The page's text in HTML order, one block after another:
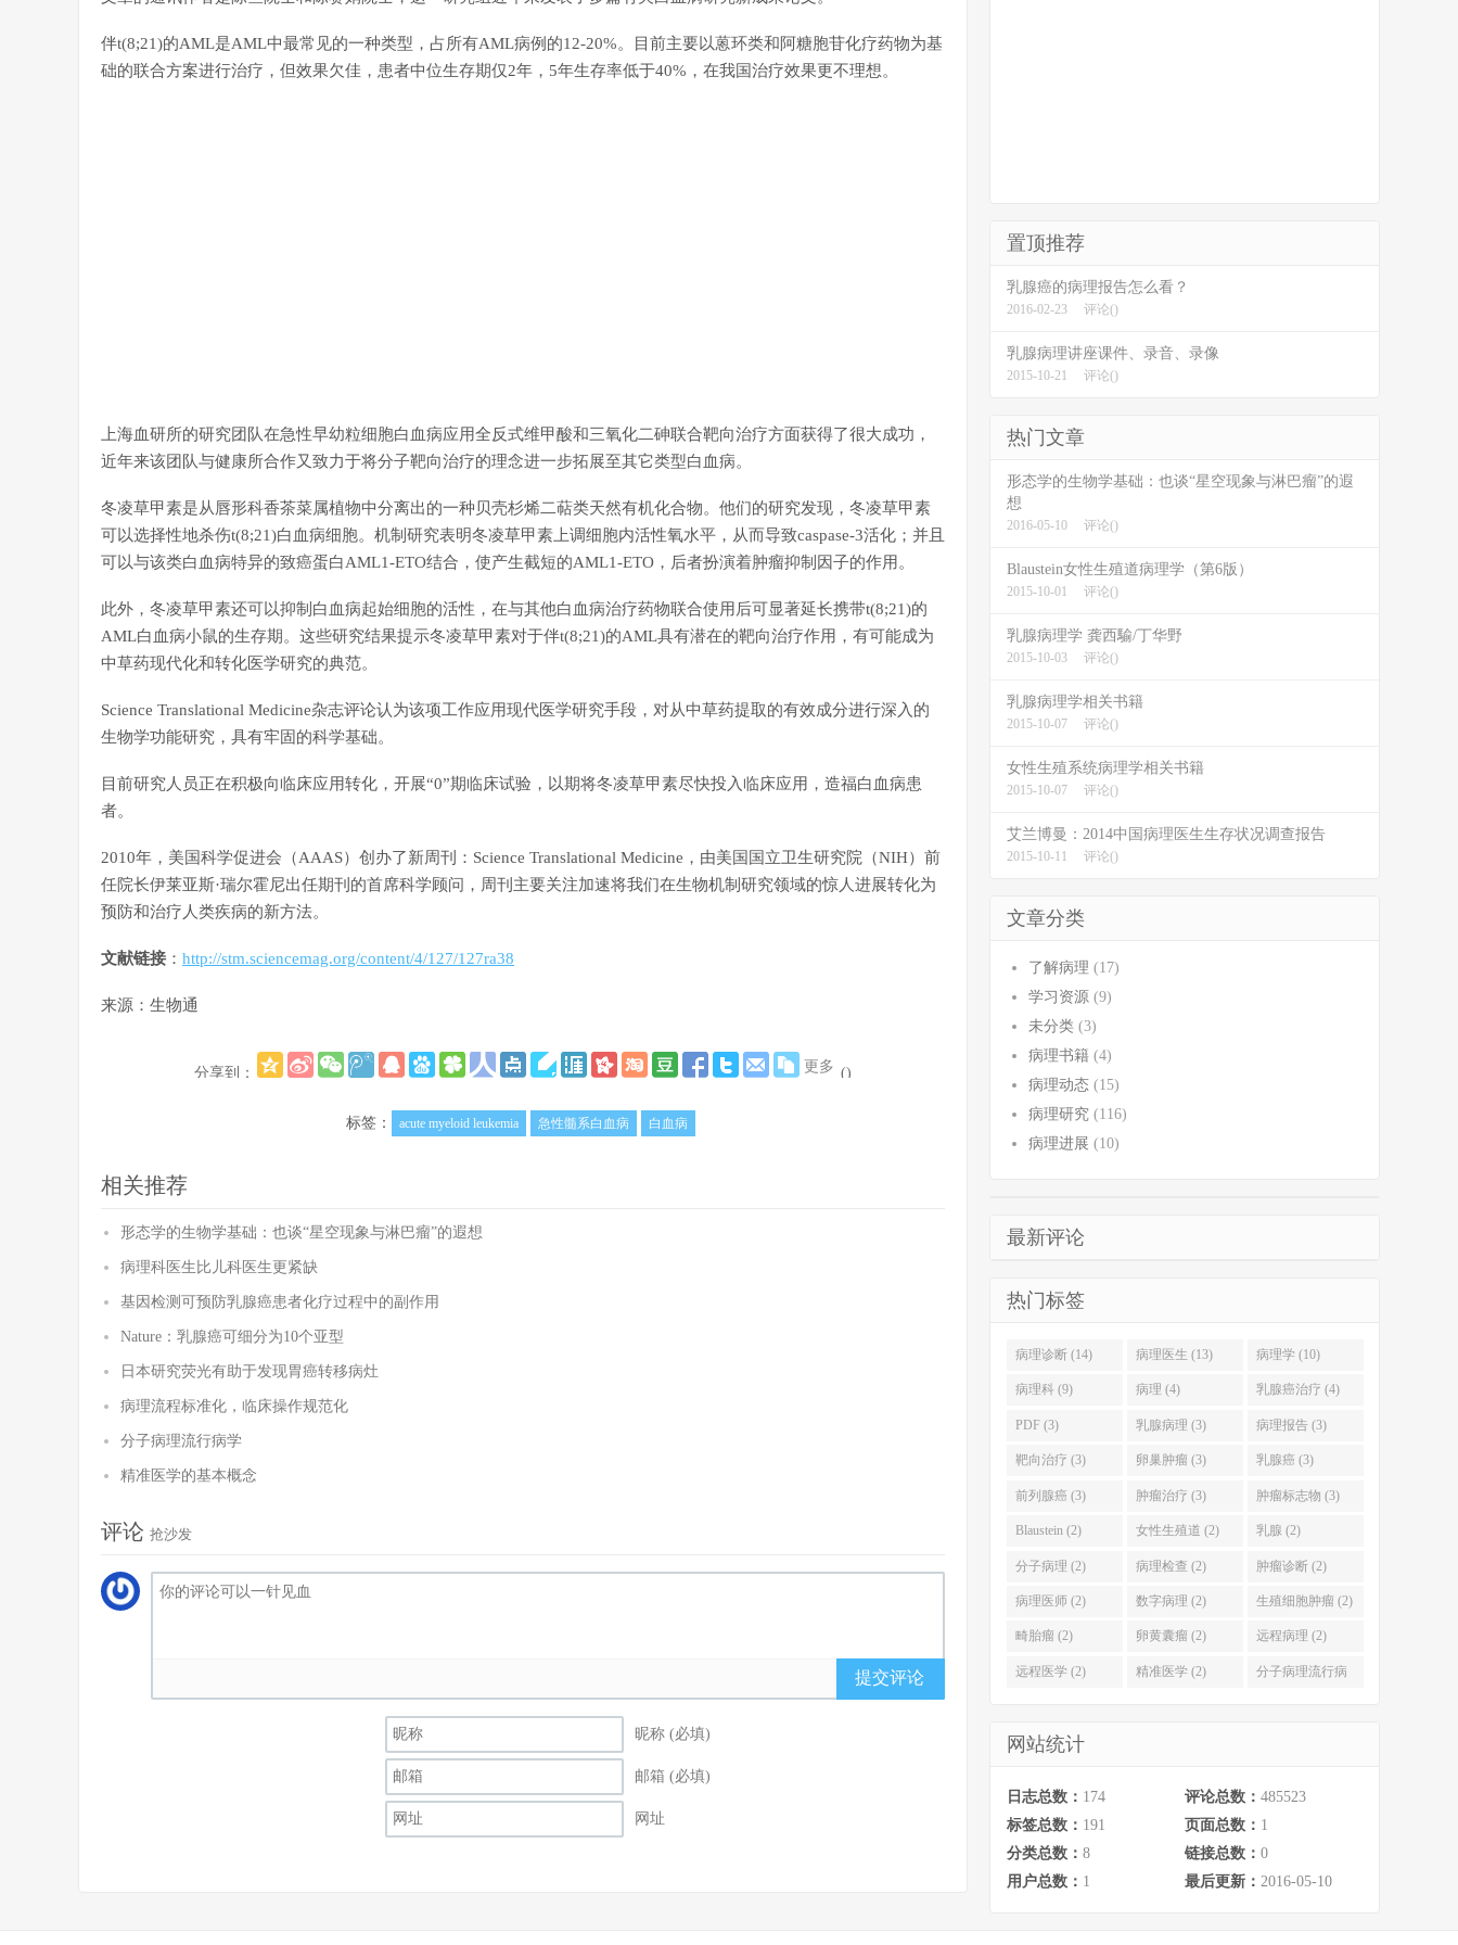
伴t(8;21)的AML是AML中最常见的一种类型，占所有AML病例的12-20%。目前主要以蒽环类和阿糖胞苷化疗药物为基
础的联合方案进行治疗，但效果欠佳，患者中位生存期仅2年，5年生存率低于40%，在我国治疗效果更不理想。
上海血研所的研究团队在急性早幼粒细胞白血病应用全反式维甲酸和三氧化二砷联合靶向治疗方面获得了很大成功，
近年来该团队与健康所合作又致力于将分子靶向治疗的理念进一步拓展至其它类型白血病。
冬凌草甲素是从唇形科香茶菜属植物中分离出的一种贝壳杉烯二萜类天然有机化合物。他们的研究发现，冬凌草甲素
可以选择性地杀伤t(8;21)白血病细胞。机制研究表明冬凌草甲素上调细胞内活性氧水平，从而导致caspase-3活化；并且
可以与该类白血病特异的致癌蛋白AML1-ETO结合，使产生截短的AML1-ETO，后者扮演着肿瘤抑制因子的作用。
此外，冬凌草甲素还可以抑制白血病起始细胞的活性，在与其他白血病治疗药物联合使用后可显著延长携带t(8;21)的
AML白血病小鼠的生存期。这些研究结果提示冬凌草甲素对于伴t(8;21)的AML具有潜在的靶向治疗作用，有可能成为
中草药现代化和转化医学研究的典范。
Science Translational Medicine杂志评论认为该项工作应用现代医学研究手段，对从中草药提取的有效成分进行深入的
生物学功能研究，具有牢固的科学基础。
目前研究人员正在积极向临床应用转化，开展“0”期临床试验，以期将冬凌草甲素尽快投入临床应用，造福白血病患
者。
2010年，美国科学促进会（AAAS）创办了新周刊：Science Translational Medicine，由美国国立卫生研究院（NIH）前
任院长伊莱亚斯·瑞尔霍尼出任期刊的首席科学顾问，周刊主要关注加速将我们在生物机制研究领域的惊人进展转化为
预防和治疗人类疾病的新方法。
文献链接 ： http://stm.sciencemag.org/content/4/127/127ra38
来源：生物通
分享到： 更多 ()
标签： acute myeloid leukemia 急性髓系白血病 白血病
相关推荐
形态学的生物学基础：也谈“星空现象与淋巴瘤”的遐想
病理科医生比儿科医生更紧缺
基因检测可预防乳腺癌患者化疗过程中的副作用
Nature：乳腺癌可细分为10个亚型
日本研究荧光有助于发现胃癌转移病灶
病理流程标准化，临床操作规范化
分子病理流行病学
精准医学的基本概念
评论 抢沙发
提交评论
昵称 (必填)
邮箱 (必填)
网址
置顶推荐
乳腺癌的病理报告怎么看？
2016-02-23 评论()
乳腺病理讲座课件、录音、录像
2015-10-21 评论()
热门文章
形态学的生物学基础：也谈“星空现象与淋巴瘤”的遐
想
2016-05-10 评论()
Blaustein女性生殖道病理学（第6版）
2015-10-01 评论()
乳腺病理学 龚西騟/丁华野
2015-10-03 评论()
乳腺病理学相关书籍
2015-10-07 评论()
女性生殖系统病理学相关书籍
2015-10-07 评论()
艾兰博曼：2014中国病理医生生存状况调查报告
2015-10-11 评论()
文章分类
了解病理 (17)
学习资源 (9)
未分类 (3)
病理书籍 (4)
病理动态 (15)
病理研究 (116)
病理进展 (10)
最新评论
热门标签
病理诊断 (14) 病理医生 (13) 病理学 (10)
病理科 (9) 病理 (4) 乳腺癌治疗 (4)
PDF (3) 乳腺病理 (3) 病理报告 (3)
靶向治疗 (3) 卵巢肿瘤 (3) 乳腺癌 (3)
前列腺癌 (3) 肿瘤治疗 (3) 肿瘤标志物 (3)
Blaustein (2) 女性生殖道 (2) 乳腺 (2)
分子病理 (2) 病理检查 (2) 肿瘤诊断 (2)
病理医师 (2) 数字病理 (2) 生殖细胞肿瘤 (2)
畸胎瘤 (2) 卵黄囊瘤 (2) 远程病理 (2)
远程医学 (2) 精准医学 (2) 分子病理流行病
网站统计
日志总数： 174 评论总数： 485523
标签总数： 191 页面总数： 1
分类总数： 8 链接总数： 0
用户总数： 1 最后更新： 2016-05-10